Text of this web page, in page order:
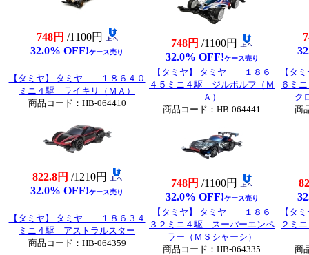
748円 /1100円
32.0% OFF!ケース売り
748円 /1100円
32.0% OFF!ケース売り
【タミヤ】 タミヤ １８６４０
ミニ４駆 ライキリ（ＭＡ）
商品コード：HB-064410
822.8円 /1210円
32.0% OFF!ケース売り
【タミヤ】 タミヤ １８６
４５ミニ４駆 ジルボルフ（Ｍ
Ａ）
商品コード：HB-064441
748円 /1100円
32.0% OFF!ケース売り
【タ
６ミ
ク
商
【タミヤ】 タミヤ １８６３４
ミニ４駆 アストラルスター
商品コード：HB-064359
【タミヤ】 タミヤ １８６
３２ミニ４駆 スーパーエンペ
ラー（ＭＳシャーシ）
商品コード：HB-064335
【タ
２ミ
商